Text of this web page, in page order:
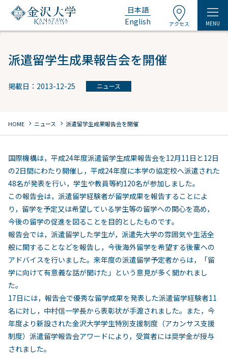
日本語
English
アクセス MENU
派遣留学生成果報告会を開催
掲載日：2013-12-25 ニュース
HOME chevron_right ニュース chevron_right 派遣留学生成果報告会を開催
国際機構は，平成24年度派遣留学生成果報告会を12月11日と12日
の2日間にわたり開催し，平成24年度に本学の協定校へ派遣された
48名が発表を行い，学生や教員等約120名が参加しました。
この報告会は，派遣留学経験者が留学成果を報告することによ
り，留学を予定又は希望している学生等の留学への関心を高め，
今後の留学の促進を図ることを目的としたものです。
報告会では，派遣留学した学生が，派遣先大学の雰囲気や生活全
般に関することなどを報告し，今後海外留学を希望する後輩への
アドバイスを行いました。来年度の派遣留学予定者からは，「留
学に向けて有意義な話が聞けた」という意見が多く聞かれまし
た。
17日には，報告会で優秀な留学成果を発表した派遣留学経験者11
名に対し，中村信一学長から表彰状が手渡されました。また，今
年度より新設された金沢大学学生特別支援制度（アカンサス支援
制度）派遣留学報告会アワードにより，受賞者には奨学金が授与
されました。